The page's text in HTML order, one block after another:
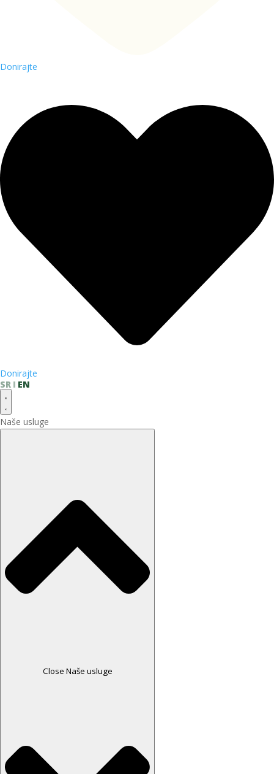
Donirajte
Donirajte
SR
EN
Naše usluge
Close Naše usluge